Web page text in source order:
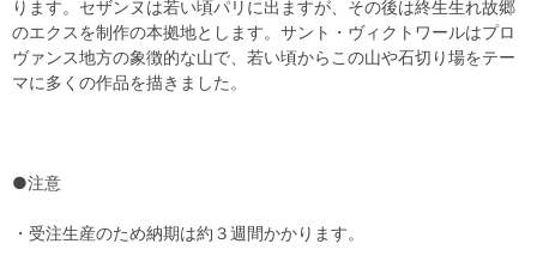
ります。セザンヌは若い頃パリに出ますが、その後は終生生れ故郷
のエクスを制作の本拠地とします。サント・ヴィクトワールはプロ
ヴァンス地方の象徴的な山で、若い頃からこの山や石切り場をテー
マに多くの作品を描きました。
●注意
・受注生産のため納期は約３週間かかります。